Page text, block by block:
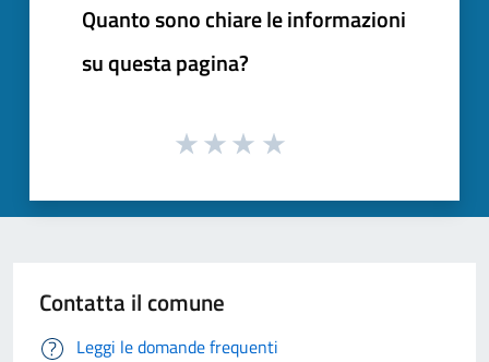
Quanto sono chiare le informazioni
su questa pagina?
Contatta il comune
Leggi le domande frequenti